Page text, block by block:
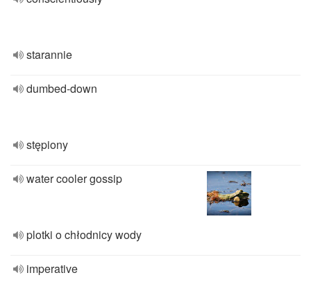
starannie
dumbed-down
stępiony
water cooler gossip
plotki o chłodnicy wody
imperative